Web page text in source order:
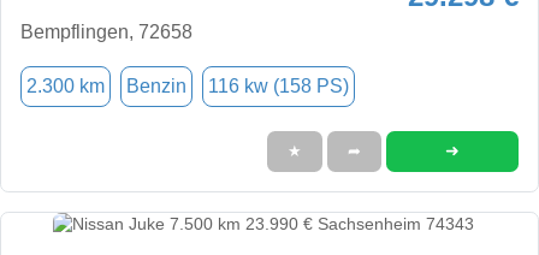
Bempflingen, 72658
2.300 km Benzin 116 kw (158 PS)
★ ➦ ➜